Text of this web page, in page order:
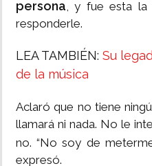
persona, y fue esta la
responderle.
LEA TAMBIÉN:Su
de la música
Aclaró que no tiene
llamará ni nada. No le
no. “No soy de
expresó.